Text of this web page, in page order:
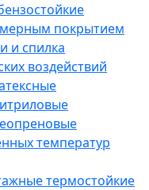
покрытием
и спилка
воздействий
температур
термостойкие